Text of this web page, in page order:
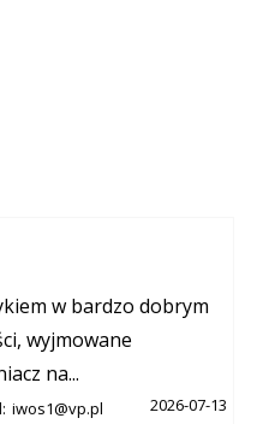
w bardzo dobrym
wyjmowane
na...
iwos1@vp.pl
2026-07-13